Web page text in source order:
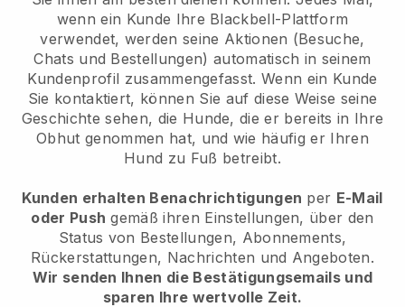
wenn ein Kunde Ihre Blackbell-Plattform
verwendet, werden seine Aktionen (Besuche,
Chats und Bestellungen) automatisch in seinem
Kundenprofil zusammengefasst. Wenn ein Kunde
Sie kontaktiert, können Sie auf diese Weise seine
Geschichte sehen, die Hunde, die er bereits in Ihre
Obhut genommen hat, und wie häufig er Ihren
Hund zu Fuß betreibt.
Kunden erhalten Benachrichtigungen per E-Mail
oder Push gemäß ihren Einstellungen, über den
Status von Bestellungen, Abonnements,
Rückerstattungen, Nachrichten und Angeboten.
Wir senden Ihnen die Bestätigungsemails und
sparen Ihre wertvolle Zeit.